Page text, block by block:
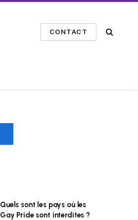
CONTACT
Quels sont les pays où les
Gay Pride sont interdites ?